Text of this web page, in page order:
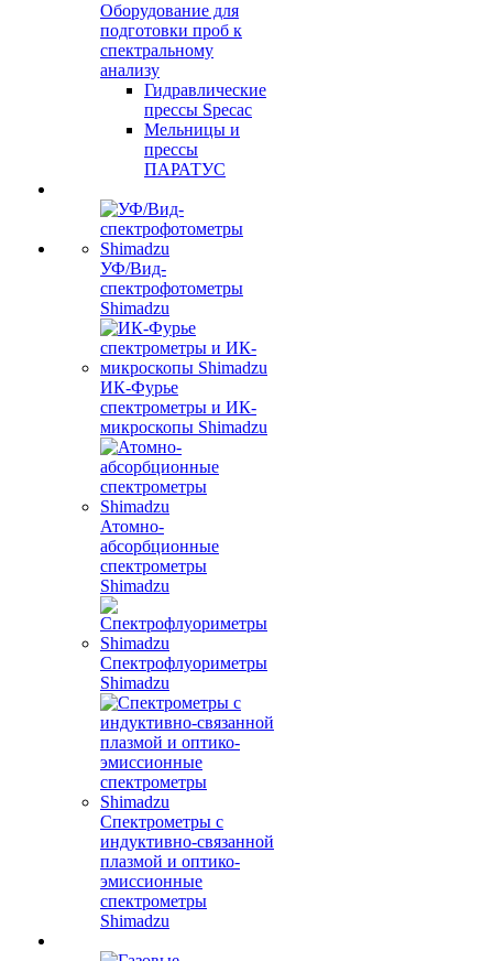
Оборудование для
подготовки проб к
спектральному
анализу
Гидравлические
прессы Specac
Мельницы и
прессы
ПАРАТУС
УФ/Вид-
спектрофотометры
Shimadzu
ИК-Фурье
спектрометры и ИК-
микроскопы Shimadzu
Атомно-
абсорбционные
спектрометры
Shimadzu
Спектрофлуориметры
Shimadzu
Спектрометры с
индуктивно-связанной
плазмой и оптико-
эмиссионные
спектрометры
Shimadzu